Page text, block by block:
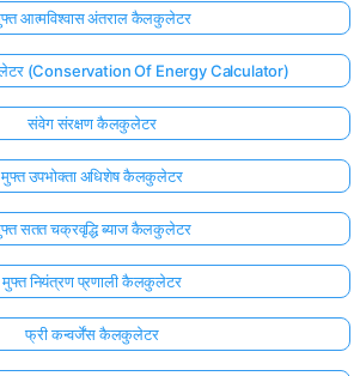
आत्मविश्वास अंतराल कैलकुलेटर
(Conservation Of Energy Calculator)
संवेग संरक्षण कैलकुलेटर
मुफ्त उपभोक्ता अधिशेष कैलकुलेटर
सतत चक्रवृद्धि ब्याज कैलकुलेटर
मुफ्त नियंत्रण प्रणाली कैलकुलेटर
फ्री कन्वर्जेंस कैलकुलेटर